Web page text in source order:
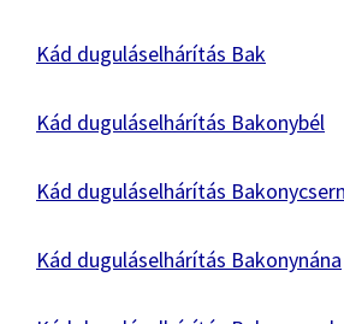
Kád duguláselhárítás Bak
Kád duguláselhárítás Bakonybél
Kád duguláselhárítás
Kád duguláselhárítás Bakonynána